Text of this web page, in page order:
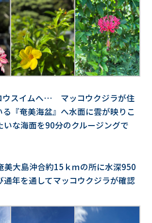
ウスイムへ… マッコウクジラが住
る『奄美海盆』へ水面に雲が映りこ
いな海面を90分のクルージングで
大島沖合約15ｋｍの所に水深950
通年を通してマッコウクジラが確認